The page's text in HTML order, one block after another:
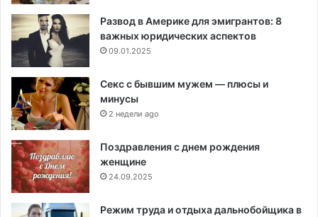
Развод в Америке для эмигрантов: 8
важных юридических аспектов
09.01.2025
Секс с бывшим мужем — плюсы и
минусы
2 недели ago
Поздравления с днем рождения
женщине
24.09.2025
Режим труда и отдыха дальнобойщика в